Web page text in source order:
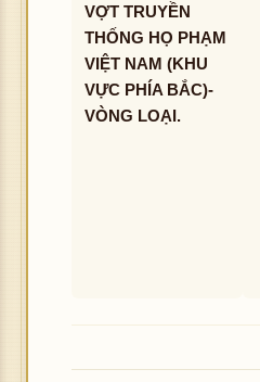
VỢT TRUYỀN
THỐNG HỌ PHẠM
VIỆT NAM (KHU
VỰC PHÍA BẮC)-
VÒNG LOẠI.